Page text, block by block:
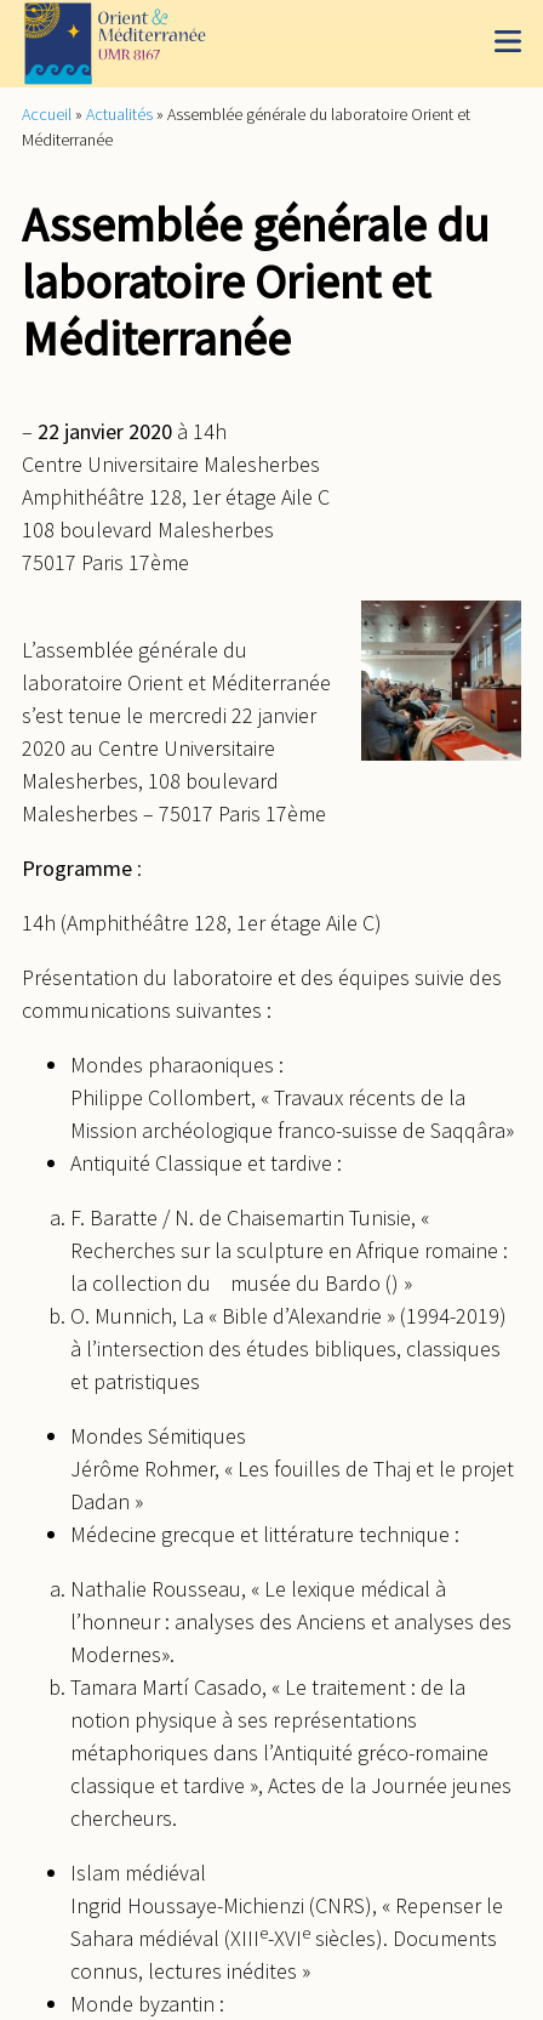
Accueil » Actualités » Assemblée générale du laboratoire Orient et
Méditerranée
Assemblée générale du
laboratoire Orient et
Méditerranée
– 22 janvier 2020 à 14h
Centre Universitaire Malesherbes
Amphithéâtre 128, 1er étage Aile C
108 boulevard Malesherbes
75017 Paris 17ème
L’assemblée générale du
laboratoire Orient et Méditerranée
s’est tenue le mercredi 22 janvier
2020 au Centre Universitaire
Malesherbes, 108 boulevard
Malesherbes – 75017 Paris 17ème
Programme :
14h (Amphithéâtre 128, 1er étage Aile C)
Présentation du laboratoire et des équipes suivie des
communications suivantes :
Mondes pharaoniques :
Philippe Collombert, « Travaux récents de la
Mission archéologique franco-suisse de Saqqâra»
Antiquité Classique et tardive :
F. Baratte / N. de Chaisemartin Tunisie, «
Recherches sur la sculpture en Afrique romaine :
la collection du musée du Bardo () »
O. Munnich, La « Bible d’Alexandrie » (1994-2019)
à l’intersection des études bibliques, classiques
et patristiques
Mondes Sémitiques
Jérôme Rohmer, « Les fouilles de Thaj et le projet
Dadan »
Médecine grecque et littérature technique :
Nathalie Rousseau, « Le lexique médical à
l’honneur : analyses des Anciens et analyses des
Modernes».
Tamara Martí Casado, « Le traitement : de la
notion physique à ses représentations
métaphoriques dans l’Antiquité gréco-romaine
classique et tardive », Actes de la Journée jeunes
chercheurs.
Islam médiéval
Ingrid Houssaye-Michienzi (CNRS), « Repenser le
Sahara médiéval (XIIIe-XVIe siècles). Documents
connus, lectures inédites »
Monde byzantin :